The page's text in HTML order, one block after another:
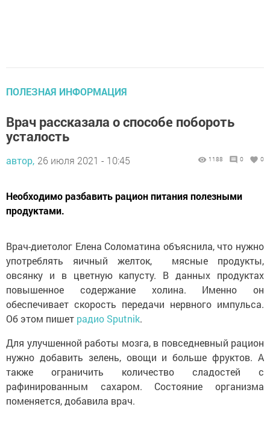
ПОЛЕЗНАЯ ИНФОРМАЦИЯ
Врач рассказала о способе побороть
усталость
автор, 26 июля 2021 - 10:45 1188 0 0
Необходимо разбавить рацион питания полезными
продуктами.
Врач-диетолог Елена Соломатина объяснила, что нужно
употреблять яичный желток, мясные продукты,
овсянку и в цветную капусту. В данных продуктах
повышенное содержание холина. Именно он
обеспечивает скорость передачи нервного импульса.
Об этом пишет радио Sputnik.
Для улучшенной работы мозга, в повседневный рацион
нужно добавить зелень, овощи и больше фруктов. А
также ограничить количество сладостей с
рафинированным сахаром. Состояние организма
поменяется, добавила врач.